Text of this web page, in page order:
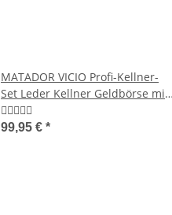
MATADOR VICIO Profi-Kellner-
Set Leder Kellner Geldbörse mit
Kette
99,95 € *